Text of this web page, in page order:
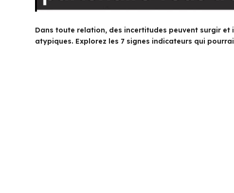
Dans toute relation, des incertitudes peuvent surgir
atypiques. Explorez les 7 signes indicateurs qui